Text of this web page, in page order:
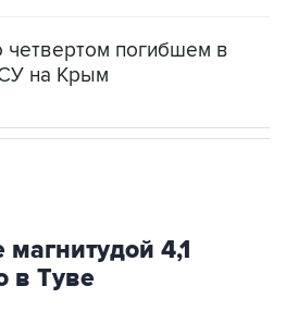
погибшем в
на Крым
4,1
в Туве